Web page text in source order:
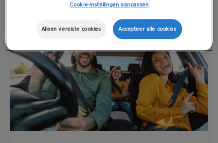
Karlskrona → Gdynia
Trelleborg → Rostock
ANDERE ROUTES
Travemünde → Liepāja
Nynäshamn → Ventspils
Liepāja → Travemünde
Ventspils → Nynäshamn
Cookie-instellingen aanpassen
Alleen vereiste cookies Accepteer alle cookies